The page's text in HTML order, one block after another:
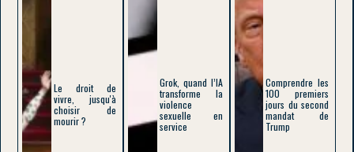
Comprendre les
100 premiers
jours du second
mandat de
Trump
Grok, quand l’IA
transforme la
violence
sexuelle en
service
Le droit de
vivre, jusqu'à
choisir de
mourir ?